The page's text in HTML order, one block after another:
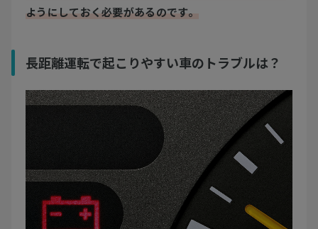
ようにしておく必要があるのです。
長距離運転で起こりやすい車のトラブルは？